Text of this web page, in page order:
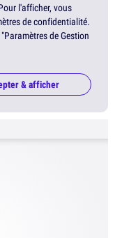
l'afficher, vous
de confidentialité.
de Gestion
& afficher